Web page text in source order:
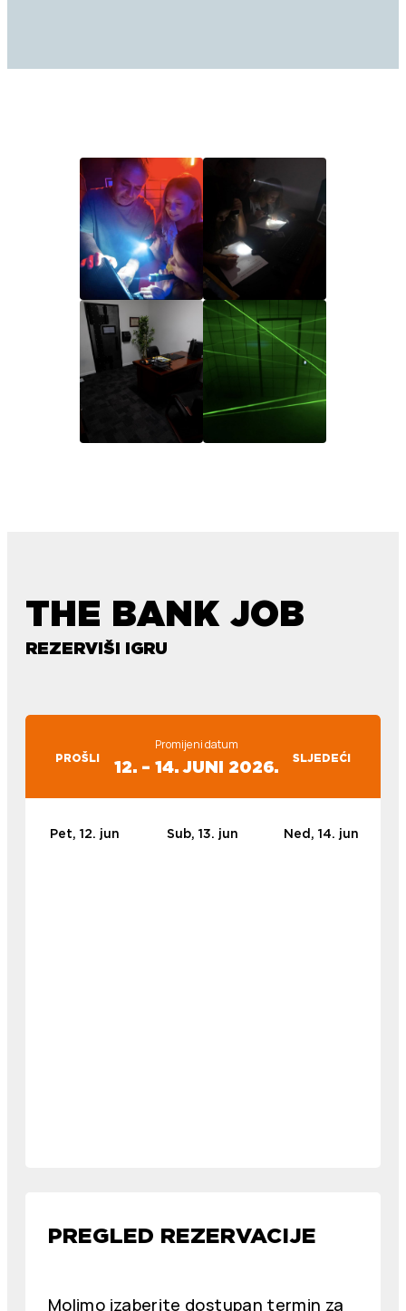
THE BANK JOB
REZERVIŠI IGRU
PROŠLI
Promijeni datum
12. – 14. JUNI 2026. SLJEDEĆI
Pet, 12. jun Sub, 13. jun Ned, 14. jun
PREGLED REZERVACIJE
Molimo izaberite dostupan termin za